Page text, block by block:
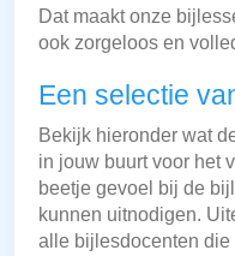
Dat maakt onze
ook zorgeloos en
Een selectie
Bekijk hieronder wat
in jouw buurt voor het
beetje gevoel bij de
kunnen uitnodigen.
alle bijlesdocenten